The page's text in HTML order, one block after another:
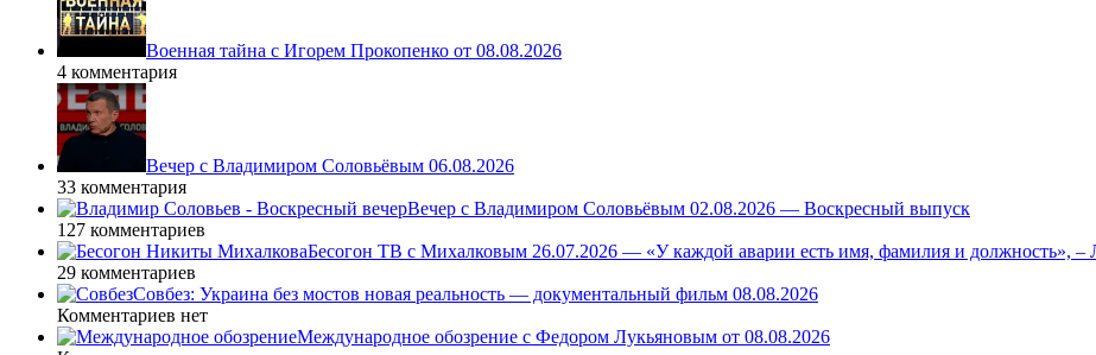
Военная тайна с Игорем Прокопенко от 08.08.2026
4 комментария
Вечер с Владимиром Соловьёвым 06.08.2026
33 комментария
Вечер с Владимиром Соловьёвым 02.08.2026 — Воскресный выпуск
127 комментариев
Бесогон ТВ с Михалковым 26.07.2026 — «У каждой аварии есть имя, фамилия и должность», –
29 комментариев
Совбез: Украина без мостов новая реальность — документальный фильм 08.08.2026
Комментариев нет
Международное обозрение с Федором Лукьяновым от 08.08.2026